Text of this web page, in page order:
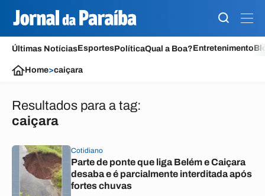
Últimas NotíciasEsportesPolíticaQual a Boa?Entretenimento
Home>caiçara
Resultados para a tag:
caiçara
Cotidiano
Parte de ponte que liga Belém e Caiçara
desaba e é parcialmente interditada após
fortes chuvas